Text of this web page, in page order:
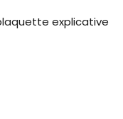
explicative